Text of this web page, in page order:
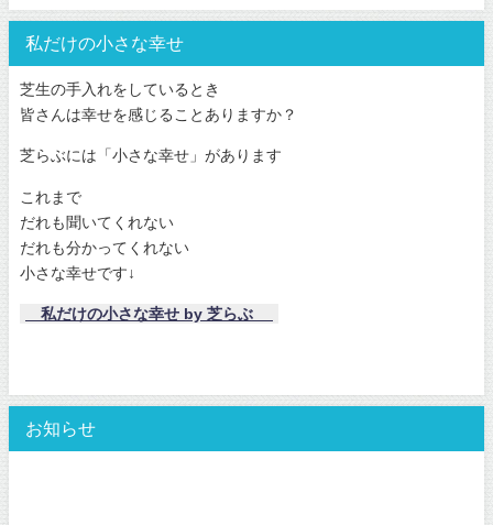
私だけの小さな幸せ
芝生の手入れをしているとき
皆さんは幸せを感じることありますか？
芝らぶには「小さな幸せ」があります
これまで
だれも聞いてくれない
だれも分かってくれない
小さな幸せです↓
私だけの小さな幸せ by 芝らぶ
お知らせ